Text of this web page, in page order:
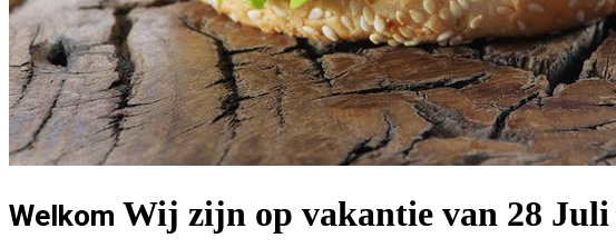
Welkom Wij zijn op vakantie van 28 Juli